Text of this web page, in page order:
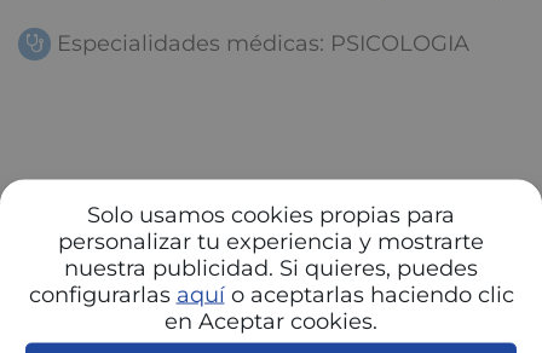
Solo usamos cookies propias para
personalizar tu experiencia y mostrarte
nuestra publicidad. Si quieres, puedes
configurarlas aquío aceptarlas haciendo clic
en Aceptar cookies.
Especialidades médicas: PSICOLOGIA